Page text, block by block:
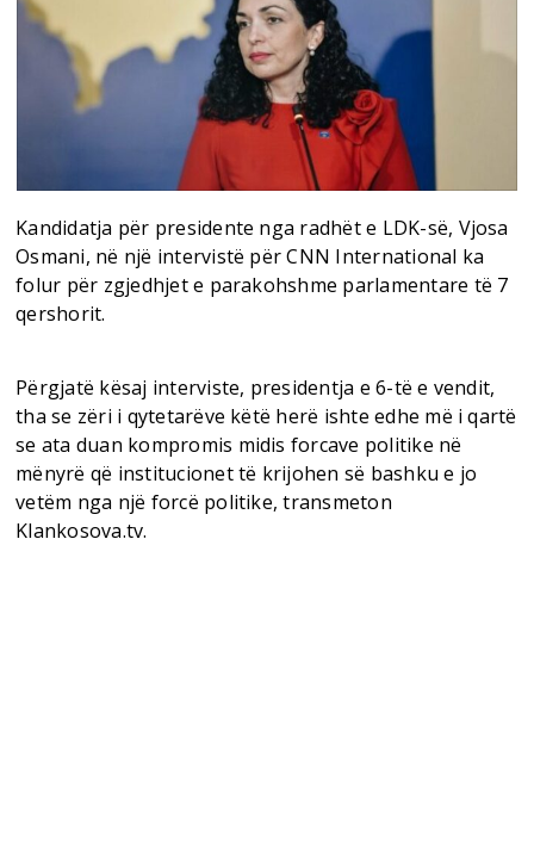
Kandidatja për presidente nga radhët e LDK-së, Vjosa
Osmani, në një intervistë për CNN International ka
folur për zgjedhjet e parakohshme parlamentare të 7
qershorit.
Përgjatë kësaj interviste, presidentja e 6-të e vendit,
tha se zëri i qytetarëve këtë herë ishte edhe më i qartë
se ata duan kompromis midis forcave politike në
mënyrë që institucionet të krijohen së bashku e jo
vetëm nga një forcë politike, transmeton
Klankosova.tv.